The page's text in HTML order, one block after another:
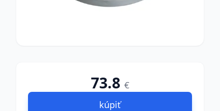
73.8 €
kúpiť